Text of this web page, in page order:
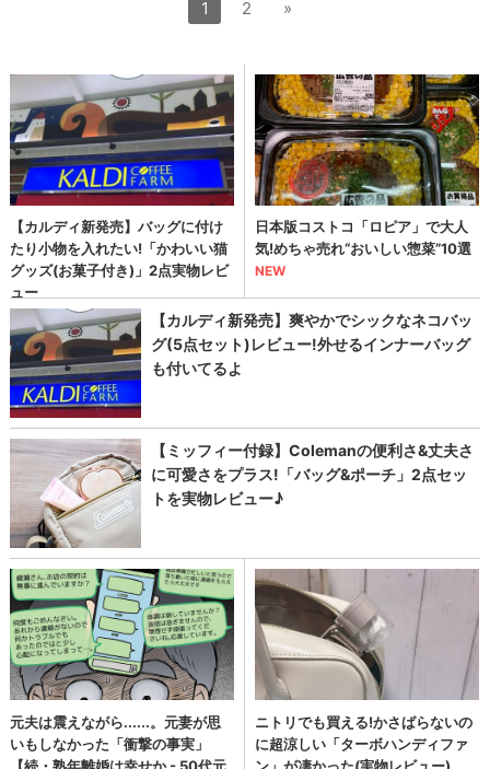
1 2 »